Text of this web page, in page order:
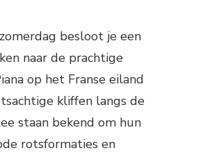
besloot je een
naar de prachtige
op het Franse eiland
kliffen langs de
staan bekend om hun
rotsformaties en